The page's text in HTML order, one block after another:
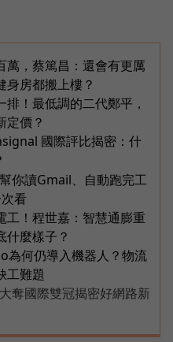
萬，蔡篤昌：還會有更厲
身房都搬上樓？
！最低調的二代鄭平，
定價？
國際評比揭密：什
你讀Gmail、自動跑完工
看
工！程世嘉：智慧通膨重
什麼樣子？
為何仍導入機器人？物流
工難題
奪國際雙冠揭密好網路新